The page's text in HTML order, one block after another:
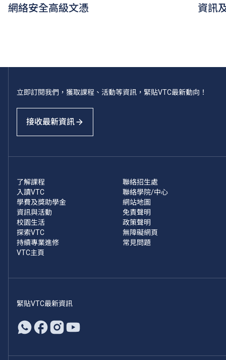
網絡安全高級文憑 資訊
立即訂閱我們，獲取課程、活動等資訊，緊貼VTC最新動向！
接收最新資訊
了解課程
入讀VTC
學費及獎助學金
資訊與活動
校園生活
探索VTC
持續專業進修
VTC主頁
聯絡招生處
聯絡學院/中心
網站地圖
免責聲明
政策聲明
無障礙網頁
常見問題
緊貼VTC最新資訊